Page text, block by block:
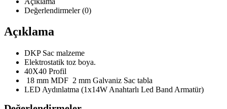
Değerlendirmeler (0)
Açıklama
DKP Sac malzeme
Elektrostatik toz boya.
40X40 Profil
18 mm MDF 2 mm Galvaniz Sac tabla
LED Aydınlatma (1x14W Anahtarlı Led Band Armatür)